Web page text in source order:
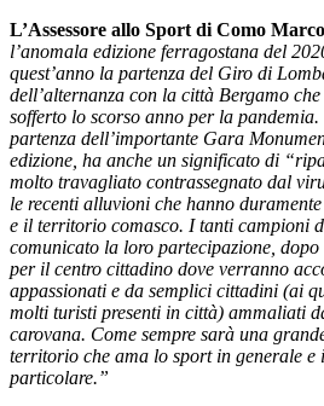
L’Assessore allo Sport di Como
l’anomala edizione ferragostana del
quest’anno la partenza del Giro di
dell’alternanza con la città Bergamo
sofferto lo scorso anno per la
partenza dell’importante Gara
edizione, ha anche un significato di
molto travagliato contrassegnato dal
le recenti alluvioni che hanno
e il territorio comasco. I tanti campioni
comunicato la loro partecipazione,
per il centro cittadino dove verranno
appassionati e da semplici cittadini (ai
molti turisti presenti in città) ammaliati
carovana. Come sempre sarà una
territorio che ama lo sport in generale e
particolare.”